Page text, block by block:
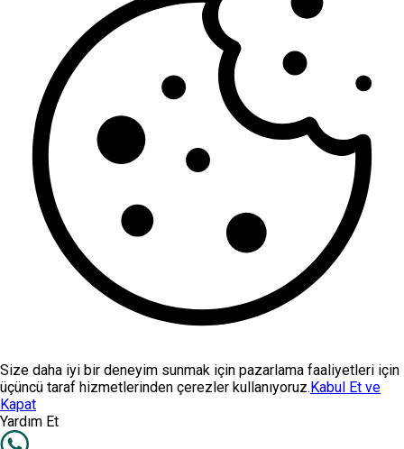
Size daha iyi bir deneyim sunmak için pazarlama faaliyetleri için
üçüncü taraf hizmetlerinden çerezler kullanıyoruz.Kabul Et ve
Kapat
Yardım Et